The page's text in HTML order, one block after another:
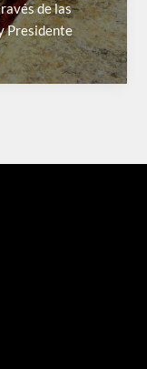
de las
Presidente